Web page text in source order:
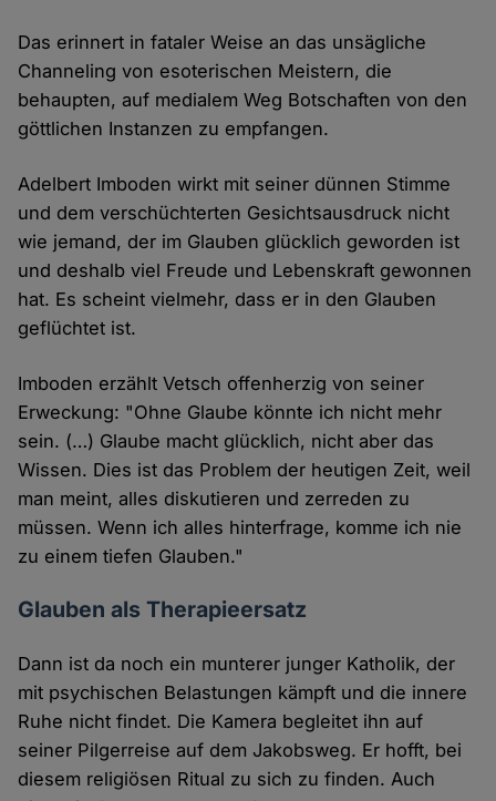
Das erinnert in fataler Weise an das unsägliche
Channeling von esoterischen Meistern, die
behaupten, auf medialem Weg Botschaften von den
göttlichen Instanzen zu empfangen.
Adelbert Imboden wirkt mit seiner dünnen Stimme
und dem verschüchterten Gesichtsausdruck nicht
wie jemand, der im Glauben glücklich geworden ist
und deshalb viel Freude und Lebenskraft gewonnen
hat. Es scheint vielmehr, dass er in den Glauben
geflüchtet ist.
Imboden erzählt Vetsch offenherzig von seiner
Erweckung: "Ohne Glaube könnte ich nicht mehr
sein. (…) Glaube macht glücklich, nicht aber das
Wissen. Dies ist das Problem der heutigen Zeit, weil
man meint, alles diskutieren und zerreden zu
müssen. Wenn ich alles hinterfrage, komme ich nie
zu einem tiefen Glauben."
Glauben als Therapieersatz
Dann ist da noch ein munterer junger Katholik, der
mit psychischen Belastungen kämpft und die innere
Ruhe nicht findet. Die Kamera begleitet ihn auf
seiner Pilgerreise auf dem Jakobsweg. Er hofft, bei
diesem religiösen Ritual zu sich zu finden. Auch